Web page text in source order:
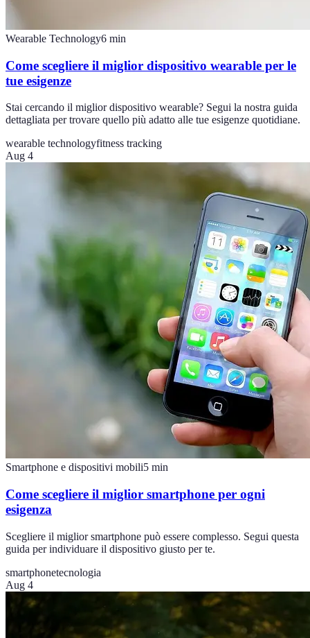
Wearable Technology6 min
Come scegliere il miglior dispositivo wearable per le
tue esigenze
Stai cercando il miglior dispositivo wearable? Segui la nostra guida
dettagliata per trovare quello più adatto alle tue esigenze quotidiane.
wearable technologyfitness tracking
Aug 4
Smartphone e dispositivi mobili5 min
Come scegliere il miglior smartphone per ogni
esigenza
Scegliere il miglior smartphone può essere complesso. Segui questa
guida per individuare il dispositivo giusto per te.
smartphonetecnologia
Aug 4